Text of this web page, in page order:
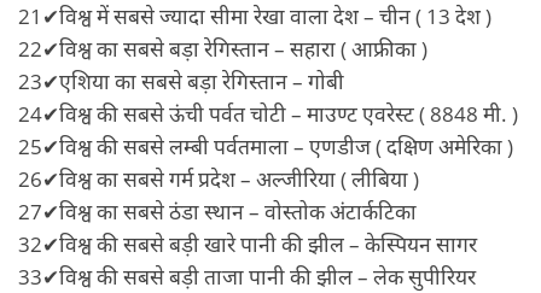
21✔विश्व में सबसे ज्यादा सीमा रेखा वाला देश – चीन ( 13 देश )
22✔विश्व का सबसे बड़ा रेगिस्तान – सहारा ( आफ्रीका )
23✔एशिया का सबसे बड़ा रेगिस्तान – गोबी
24✔विश्व की सबसे ऊंची पर्वत चोटी – माउण्ट एवरेस्ट ( 8848 मी. )
25✔विश्व की सबसे लम्बी पर्वतमाला – एणडीज ( दक्षिण अमेरिका )
26✔विश्व का सबसे गर्म प्रदेश – अल्जीरिया ( लीबिया )
27✔विश्व का सबसे ठंडा स्थान – वोस्तोक अंटार्कटिका
32✔विश्व की सबसे बड़ी खारे पानी की झील – केस्पियन सागर
33✔विश्व की सबसे बड़ी ताजा पानी की झील – लेक सुपीरियर